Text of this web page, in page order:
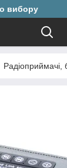
вибору
Радіоприймачі,